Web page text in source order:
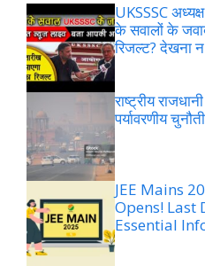
UKSSSC
के सवालों के
रिजल्ट? देखना
राष्ट्रीय
पर्यावरणीय
JEE Mains
Opens! Last
Essential